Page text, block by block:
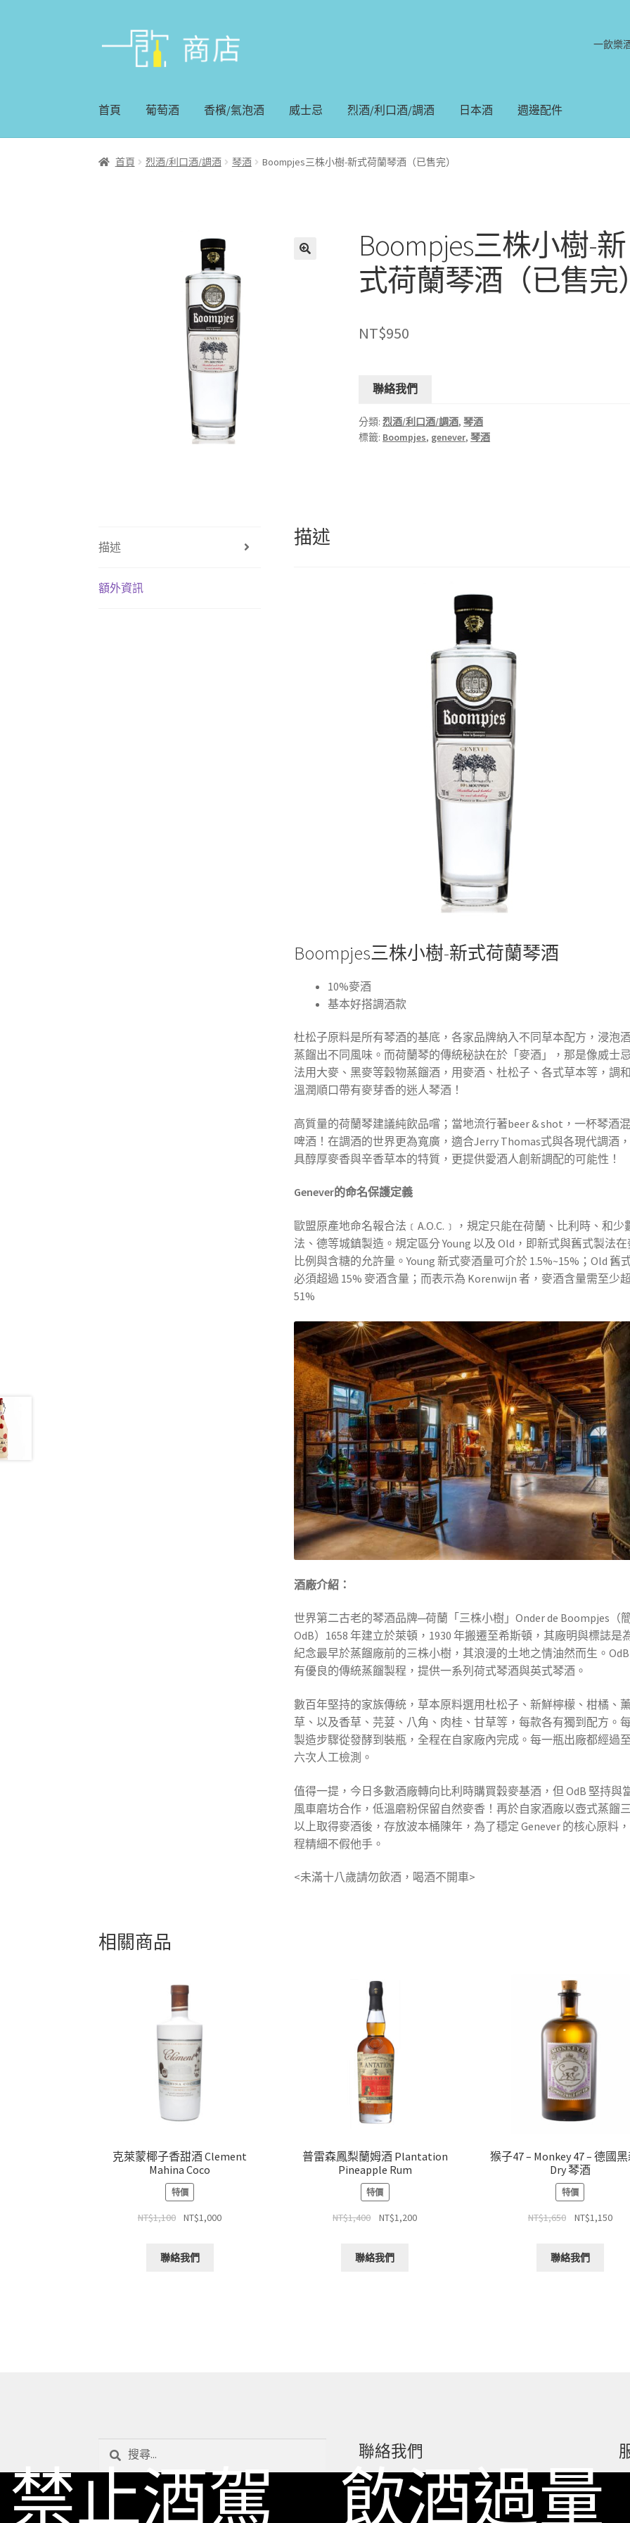
一飲樂
首頁 葡萄酒 香檳/氣泡酒 威士忌 烈酒/利口酒/調酒 日本酒 週邊配件
首頁 烈酒/利口酒/調酒 琴酒 Boompjes三株小樹-新式荷蘭琴酒（已售完）
Boompjes三株小樹-新
式荷蘭琴酒（已售完
NT$950
聯絡我們
分類:烈酒/利口酒/調酒,琴酒
標籤: Boompjes, genever,琴酒
描述
額外資訊
描述
Boompjes三株小樹-新式荷蘭琴酒
10%麥酒
基本好搭調酒款
杜松子原料是所有琴酒的基底，各家品牌納入不同草本配方，浸泡
蒸餾出不同風味。而荷蘭琴的傳統秘訣在於「麥酒」，那是像威士
法用大麥、黑麥等穀物蒸餾酒，用麥酒、杜松子、各式草本等，調
溫潤順口帶有麥芽香的迷人琴酒！
高質量的荷蘭琴建議純飲品嚐；當地流行著beer & shot，一杯琴酒
啤酒！在調酒的世界更為寬廣，適合Jerry Thomas式與各現代調酒
具醇厚麥香與辛香草本的特質，更提供愛酒人創新調配的可能性！
Genever的命名保護定義
歐盟原產地命名報合法﹝A.O.C.﹞，規定只能在荷蘭、比利時、和少
法、德等城鎮製造。規定區分 Young 以及 Old，即新式與舊式製法
比例與含糖的允許量。Young 新式麥酒量可介於 1.5%~15%；Old 舊
必須超過 15% 麥酒含量；而表示為 Korenwijn 者，麥酒含量需至少
51%
酒廠介紹：
世界第二古老的琴酒品牌─荷蘭「三株小樹」Onder de Boompjes（
OdB）1658 年建立於萊頓，1930 年搬遷至希斯頓，其廠明與標誌是
紀念最早於蒸餾廠前的三株小樹，其浪漫的土地之情油然而生。
有優良的傳統蒸餾製程，提供一系列荷式琴酒與英式琴酒。
數百年堅持的家族傳統，草本原料選用杜松子、新鮮檸檬、柑橘、
草、以及香草、芫荽、八角、肉桂、甘草等，每款各有獨到配方。
製造步驟從發酵到裝瓶，全程在自家廠內完成。每一瓶出廠都經過
六次人工檢測。
值得一提，今日多數酒廠轉向比利時購買穀麥基酒，但 OdB 堅持與
風車磨坊合作，低溫磨粉保留自然麥香！再於自家酒廠以壺式蒸餾
以上取得麥酒後，存放波本桶陳年，為了穩定 Genever 的核心原料
程精細不假他手。
<未滿十八歲請勿飲酒，喝酒不開車>
相關商品
克萊蒙椰子香甜酒 Clement
Mahina Coco
特價
NT$1,100 NT$1,000
聯絡我們
普雷森鳳梨蘭姆酒 Plantation
Pineapple Rum
特價
NT$1,400 NT$1,200
聯絡我們
猴子47 – Monkey 47 – 德國
Dry 琴酒
特價
NT$1,650 NT$1,150
聯絡我們
字:
聯絡我們
一飲 Facebook
禁止酒駕 飲酒過量